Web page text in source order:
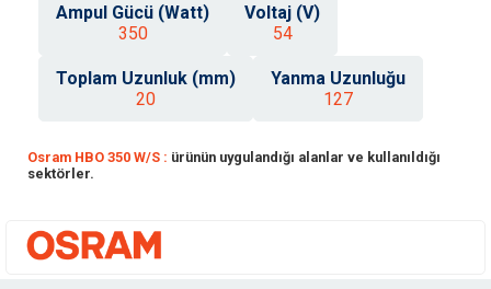
Ampul Gücü (Watt)
350
Voltaj (V)
54
Toplam Uzunluk (mm)
20
Yanma Uzunluğu
127
Osram HBO 350 W/S : ürünün uygulandığı alanlar ve kullanıldığı
sektörler.